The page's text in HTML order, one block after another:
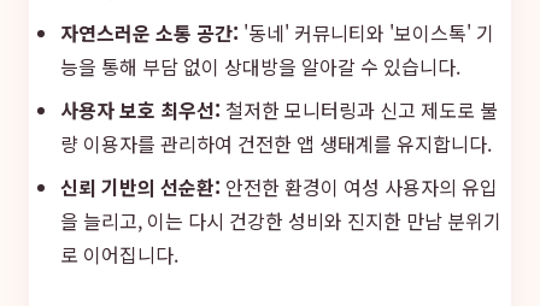
자연스러운 소통 공간: '동네' 커뮤니티와 '보이스톡' 기
능을 통해 부담 없이 상대방을 알아갈 수 있습니다.
사용자 보호 최우선: 철저한 모니터링과 신고 제도로 불
량 이용자를 관리하여 건전한 앱 생태계를 유지합니다.
신뢰 기반의 선순환: 안전한 환경이 여성 사용자의 유입
을 늘리고, 이는 다시 건강한 성비와 진지한 만남 분위기
로 이어집니다.